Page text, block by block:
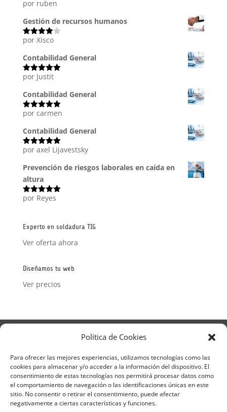
Política de Cookies
Para ofrecer las mejores experiencias, utilizamos tecnologías como las
cookies para almacenar y/o acceder a la información del dispositivo. El
consentimiento de estas tecnologías nos permitirá procesar datos como
el comportamiento de navegación o las identificaciones únicas en este
sitio. No consentir o retirar el consentimiento, puede afectar
negativamente a ciertas características y funciones.
Valorado
por ruben
Gestión de recursos humanos
Valorado
5
por Xisco
Contabilidad General
Valorado
por Justit
Contabilidad General
Valorado
por carmen
Contabilidad General
Valorado
por axel Lijavestsky
Prevención de riesgos laborales en caída en
altura
Valorado
por Reyes
Experto en soldadura TIG
Ver oferta ahora
Diseñamos tu web
Ver precios
Aviso Legal
Política de Privacidad
Política de Cookies
Formulario de Datos necesarios para alta
Métodos de pago SEQURA
Métodos de pago
Formulario de Acción Formativa
Formulario de responsabilidad de APPCC